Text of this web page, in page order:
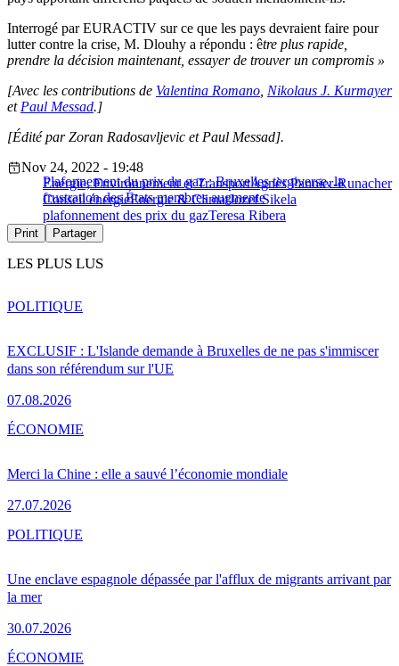
Interrogé par EURACTIV sur ce que les pays devraient faire pour
lutter contre la crise, M. Dlouhy a répondu : être plus rapide,
prendre la décision maintenant, essayer de trouver un compromis »
[Avec les contributions de Valentina Romano Nikolaus J. Kurmayer
et Paul Messad.]
[Édité par Zoran Radosavljevic et Paul Messad].
Plafonnement du prix du gaz : Bruxelles tergiverse, la
frustration des États membres augmente
Nov 24, 2022 - 19:48
Energie, Environnement et TransportAgnès Pannier-Runacher
Conseil énergieEnergie & ClimatJozef Sikela
plafonnement des prix du gazTeresa Ribera
Print Partager
LES PLUS LUS
EXCLUSIF : L'Islande demande à Bruxelles de ne pas s'immiscer
dans son référendum sur l'UE
07.08.2026
POLITIQUE
Merci la Chine : elle a sauvé l’économie mondiale
27.07.2026
ÉCONOMIE
Une enclave espagnole dépassée par l'afflux de migrants arrivant par
la mer
30.07.2026
POLITIQUE
ÉCONOMIE